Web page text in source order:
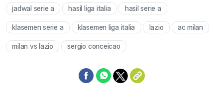
jadwal serie a hasil liga italia hasil serie a
klasemen serie a klasemen liga italia lazio ac milan
milan vs lazio sergio conceicao